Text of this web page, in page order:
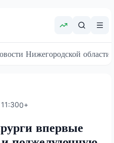
Нижегородской области
0+
впервые